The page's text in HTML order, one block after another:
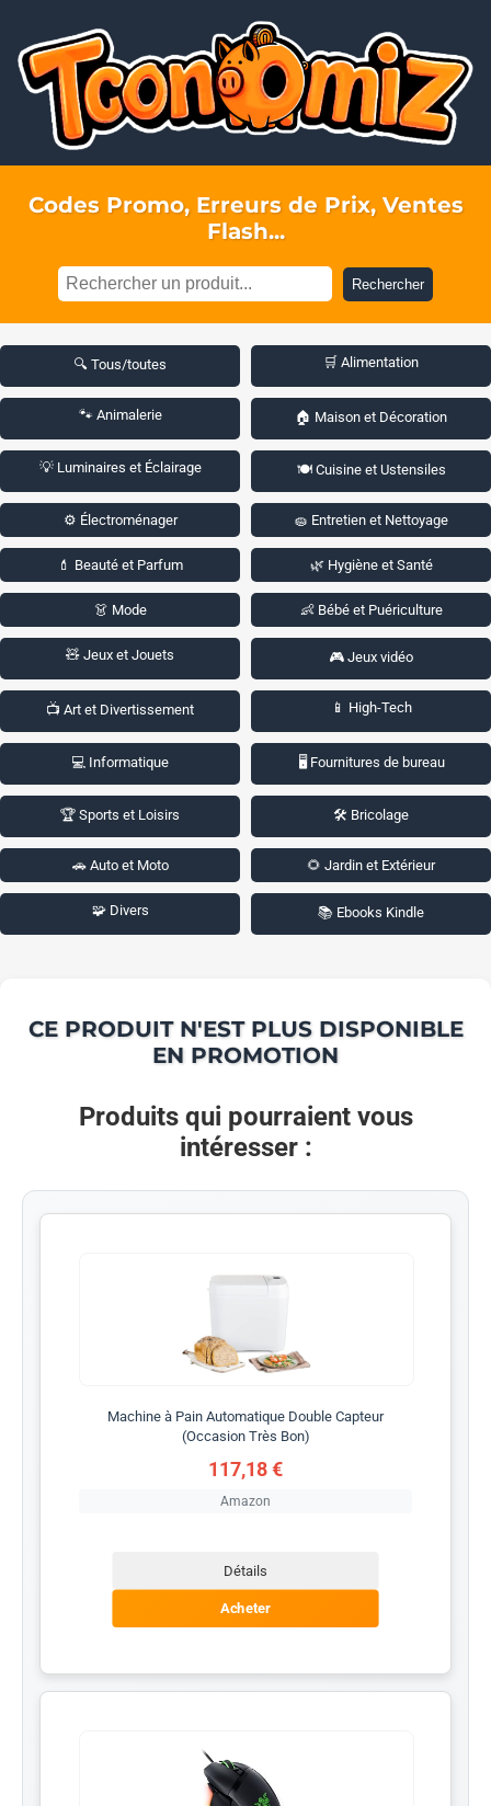
Codes Promo, Erreurs de Prix, Ventes
Flash...
Rechercher
🔍 Tous/toutes 🛒 Alimentation
🐾 Animalerie 🏠 Maison et Décoration
💡 Luminaires et Éclairage 🍽️ Cuisine et Ustensiles
⚙️ Électroménager 🧽 Entretien et Nettoyage
💄 Beauté et Parfum 🌿 Hygiène et Santé
👗 Mode 👶 Bébé et Puériculture
🧸 Jeux et Jouets 🎮 Jeux vidéo
📺 Art et Divertissement 📱 High-Tech
💻 Informatique 🖥️ Fournitures de bureau
🏆 Sports et Loisirs 🛠️ Bricolage
🚗 Auto et Moto 🌻 Jardin et Extérieur
🧩 Divers 📚 Ebooks Kindle
CE PRODUIT N'EST PLUS DISPONIBLE
EN PROMOTION
Produits qui pourraient vous
intéresser :
Machine à Pain Automatique Double Capteur
(Occasion Très Bon)
117,18 €
Amazon
Détails
Acheter